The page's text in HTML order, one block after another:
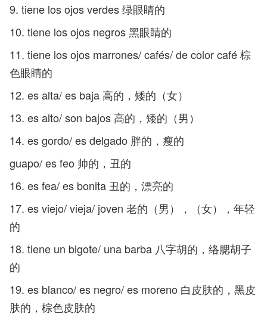
9. tiene los ojos verdes 绿眼睛的
10. tiene los ojos negros 黑眼睛的
11. tiene los ojos marrones/ cafés/ de color café 棕
色眼睛的
12. es alta/ es baja 高的，矮的（女）
13. es alto/ son bajos 高的，矮的（男）
14. es gordo/ es delgado 胖的，瘦的
guapo/ es feo 帅的，丑的
16. es fea/ es bonita 丑的，漂亮的
17. es viejo/ vieja/ joven 老的（男），（女），年轻
的
18. tiene un bigote/ una barba 八字胡的，络腮胡子
的
19. es blanco/ es negro/ es moreno 白皮肤的，黑皮
肤的，棕色皮肤的